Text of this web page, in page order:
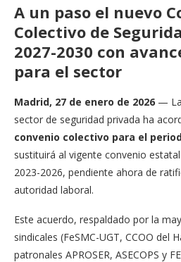
A un paso el nuevo
Colectivo de
2027-2030 con
para el sector
Madrid, 27 de enero de 2026 —
sector de seguridad privada ha
convenio colectivo para el
sustituirá al vigente convenio
2023-2026, pendiente ahora de
autoridad laboral.
Este acuerdo, respaldado por la
sindicales (FeSMC-UGT, CCOO del
patronales APROSER, ASECOPS y